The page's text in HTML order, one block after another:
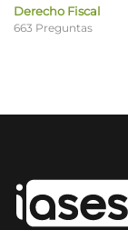
Derecho Fiscal
663 Preguntas